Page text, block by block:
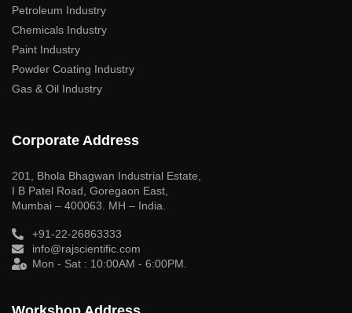
Petroleum Industry
Chemicals Industry
Paint Industry
Powder Coating Industry
Gas & Oil Industry
Corporate Address
201, Bhola Bhagwan Industrial Estate,
I B Patel Road, Goregaon East,
Mumbai – 400063. MH – India.
+91-22-26863333
info@rajscientific.com
Mon - Sat : 10:00AM - 6:00PM.